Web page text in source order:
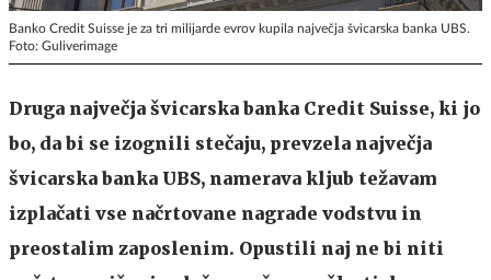
Banko Credit Suisse je za tri milijarde evrov kupila največja švicarska banka UBS.
Foto: Guliverimage
Druga največja švicarska banka Credit Suisse, ki jo
bo, da bi se izognili stečaju, prevzela največja
švicarska banka UBS, namerava kljub težavam
izplačati vse načrtovane nagrade vodstvu in
preostalim zaposlenim. Opustili naj ne bi niti